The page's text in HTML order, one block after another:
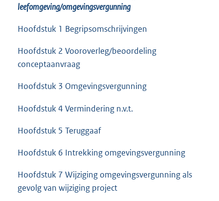
leefomgeving/omgevingsvergunning
Hoofdstuk 1 Begripsomschrijvingen
Hoofdstuk 2 Vooroverleg/beoordeling
conceptaanvraag
Hoofdstuk 3 Omgevingsvergunning
Hoofdstuk 4 Vermindering n.v.t.
Hoofdstuk 5 Teruggaaf
Hoofdstuk 6 Intrekking omgevingsvergunning
Hoofdstuk 7 Wijziging omgevingsvergunning als
gevolg van wijziging project